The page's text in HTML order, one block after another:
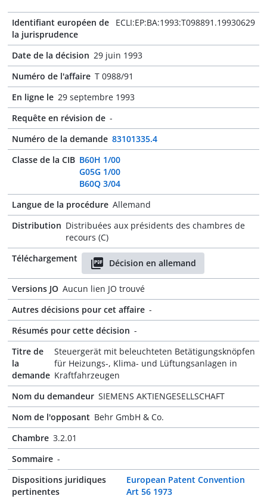
Identifiant européen de
la jurisprudence
ECLI:EP:BA:1993:T098891.19930629
Date de la décision 29 juin 1993
Numéro de l'affaire T 0988/91
En ligne le 29 septembre 1993
Requête en révision de -
Numéro de la demande 83101335.4
Classe de la CIB B60H 1/00
G05G 1/00
B60Q 3/04
Langue de la procédure Allemand
Distribution Distribuées aux présidents des chambres de
recours (C)
Téléchargement
Décision en allemand
Versions JO Aucun lien JO trouvé
Autres décisions pour cet affaire -
Résumés pour cette décision -
Titre de
la
demande
Steuergerät mit beleuchteten Betätigungsknöpfen
für Heizungs-, Klima- und Lüftungsanlagen in
Kraftfahrzeugen
Nom du demandeur SIEMENS AKTIENGESELLSCHAFT
Nom de l'opposant Behr GmbH & Co.
Chambre 3.2.01
Sommaire -
Dispositions juridiques
pertinentes
European Patent Convention
Art 56 1973